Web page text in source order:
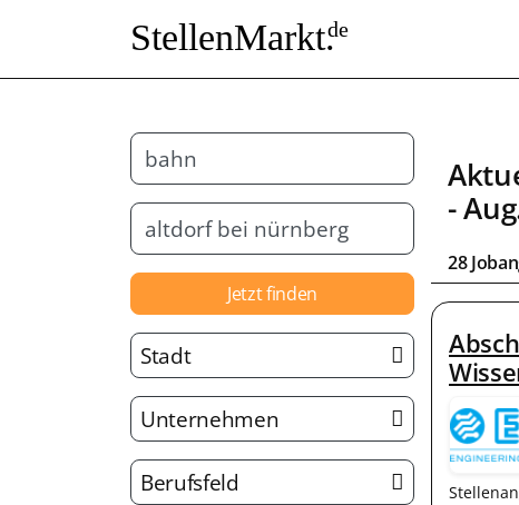
StellenMarkt.de
Jetzt finden
Stadt
Unternehmen
Berufsfeld
-
28